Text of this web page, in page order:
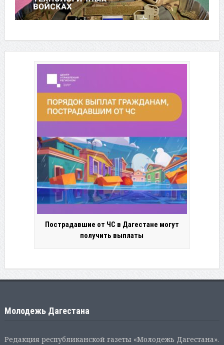
Пострадавшие от ЧС в Дагестане могут
получить выплаты
Молодежь Дагестана
Редакция республиканской газеты «Молодежь Дагестана».